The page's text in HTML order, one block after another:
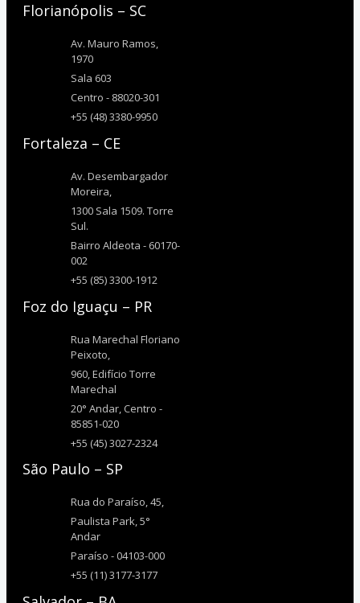
Florianópolis – SC
Av. Mauro Ramos,
1970
Sala 603
Centro - 88020-301
+55 (48) 3380-9950
Fortaleza – CE
Av. Desembargador
Moreira,
1300 Sala 1509. Torre
Sul.
Bairro Aldeota - 60170-
002
+55 (85) 3300-1912
Foz do Iguaçu – PR
Rua Marechal Floriano
Peixoto,
960, Edifício Torre
Marechal
20° Andar, Centro -
85851-020
+55 (45) 3027-2324
São Paulo – SP
Rua do Paraíso, 45,
Paulista Park, 5°
Andar
Paraíso - 04103-000
+55 (11) 3177-3177